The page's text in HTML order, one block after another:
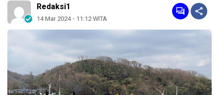
Redaksi1
14 Mar 2024 - 11:12 WITA